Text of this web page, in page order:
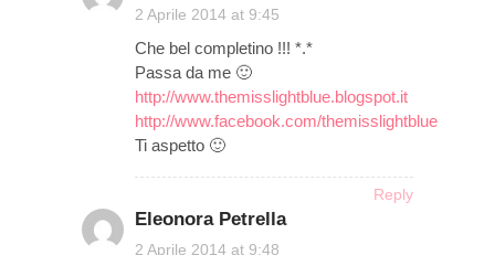
2 Aprile 2014 at 9:45
Che bel completino !!! *.*
Passa da me 🙂
http://www.themisslightblue.blogspot.it
http://www.facebook.com/themisslightblue
Ti aspetto 🙂
Reply
Eleonora Petrella
2 Aprile 2014 at 9:48